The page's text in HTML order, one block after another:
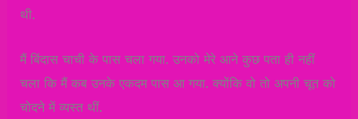
थी.
मैं बिंदास चाची के पास चला गया. उनको मेरे आने कुछ पता ही नहीं
चला कि मैं कब उनके एकदम पास आ गया. क्योंकि वो तो अपनी चूत को
चोदने में व्यस्त थीं.